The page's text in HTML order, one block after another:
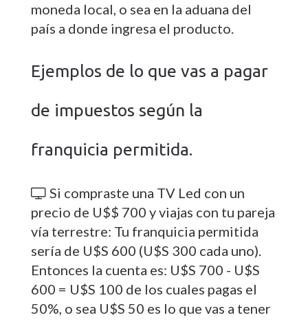
moneda local, o sea en la aduana del
país a donde ingresa el producto.
Ejemplos de lo que vas a pagar
de impuestos según la
franquicia permitida.
Si compraste una TV Led con un
precio de U$$ 700 y viajas con tu pareja
vía terrestre: Tu franquicia permitida
sería de U$S 600 (U$S 300 cada uno).
Entonces la cuenta es: U$S 700 - U$S
600 = U$S 100 de los cuales pagas el
50%, o sea U$S 50 es lo que vas a tener